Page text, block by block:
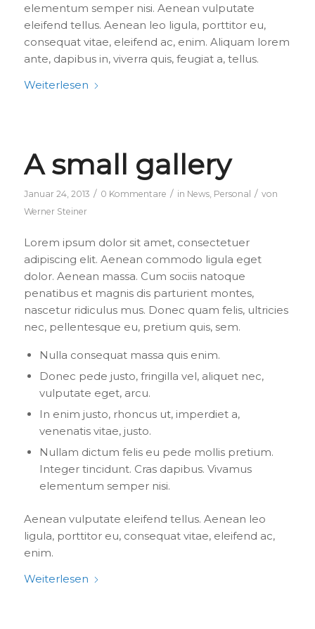
elementum semper nisi. Aenean vulputate
eleifend tellus. Aenean leo ligula, porttitor eu,
consequat vitae, eleifend ac, enim. Aliquam lorem
ante, dapibus in, viverra quis, feugiat a, tellus.
Weiterlesen
A small gallery
Januar 24, 2013 / 0 Kommentare / in News, Personal / von
Werner Steiner
Lorem ipsum dolor sit amet, consectetuer
adipiscing elit. Aenean commodo ligula eget
dolor. Aenean massa. Cum sociis natoque
penatibus et magnis dis parturient montes,
nascetur ridiculus mus. Donec quam felis, ultricies
nec, pellentesque eu, pretium quis, sem.
Nulla consequat massa quis enim.
Donec pede justo, fringilla vel, aliquet nec,
vulputate eget, arcu.
In enim justo, rhoncus ut, imperdiet a,
venenatis vitae, justo.
Nullam dictum felis eu pede mollis pretium.
Integer tincidunt. Cras dapibus. Vivamus
elementum semper nisi.
Aenean vulputate eleifend tellus. Aenean leo
ligula, porttitor eu, consequat vitae, eleifend ac,
enim.
Weiterlesen